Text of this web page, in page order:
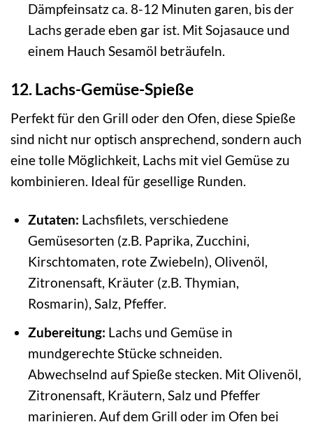
Dämpfeinsatz ca. 8-12 Minuten garen, bis der
Lachs gerade eben gar ist. Mit Sojasauce und
einem Hauch Sesamöl beträufeln.
12. Lachs-Gemüse-Spieße
Perfekt für den Grill oder den Ofen, diese Spieße
sind nicht nur optisch ansprechend, sondern auch
eine tolle Möglichkeit, Lachs mit viel Gemüse zu
kombinieren. Ideal für gesellige Runden.
Zutaten: Lachsfilets, verschiedene
Gemüsesorten (z.B. Paprika, Zucchini,
Kirschtomaten, rote Zwiebeln), Olivenöl,
Zitronensaft, Kräuter (z.B. Thymian,
Rosmarin), Salz, Pfeffer.
Zubereitung: Lachs und Gemüse in
mundgerechte Stücke schneiden.
Abwechselnd auf Spieße stecken. Mit Olivenöl,
Zitronensaft, Kräutern, Salz und Pfeffer
marinieren. Auf dem Grill oder im Ofen bei